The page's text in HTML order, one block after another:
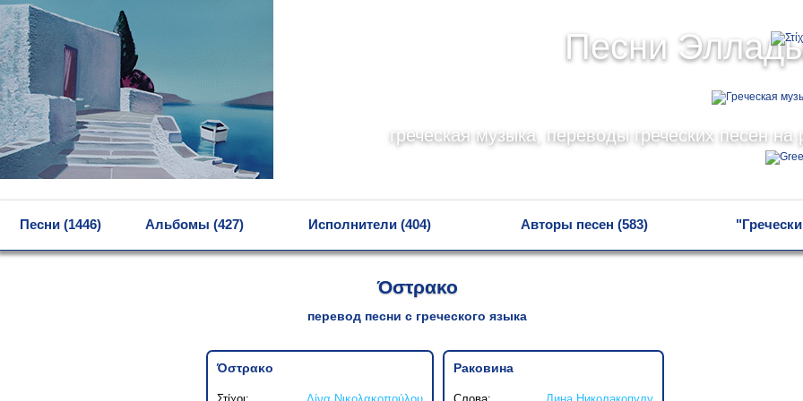
Песни
греческая музыка, переводы греческих песен на
Песни (1446) Альбомы (427) Исполнители (404) Авторы песен (583)
Όστρακο
перевод песни с греческого языка
Όστρακο Раковина